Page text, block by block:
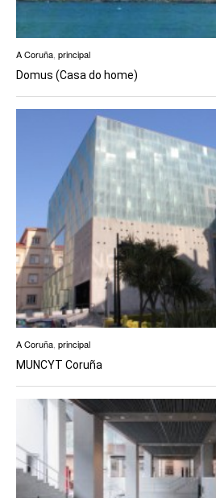
A Coruña principal
Domus (Casa do home)
A Coruña principal
MUNCYT Coruña